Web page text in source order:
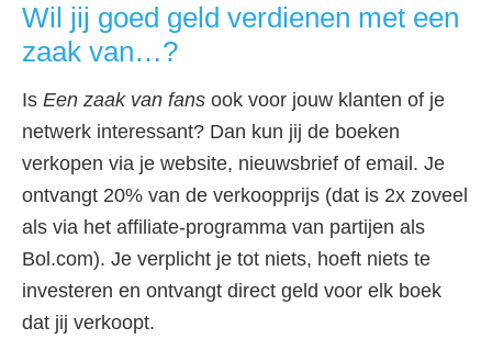
Wil jij goed geld verdienen met een
zaak van…?
Is Een zaak van fans ook voor jouw klanten of je
netwerk interessant? Dan kun jij de boeken
verkopen via je website, nieuwsbrief of email. Je
ontvangt 20% van de verkoopprijs (dat is 2x zoveel
als via het affiliate-programma van partijen als
Bol.com). Je verplicht je tot niets, hoeft niets te
investeren en ontvangt direct geld voor elk boek
dat jij verkoopt.